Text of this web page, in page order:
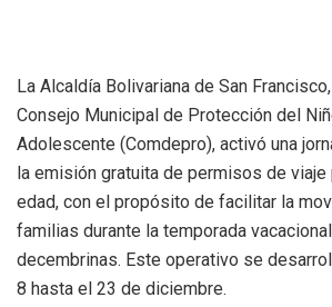
La Alcaldía Bolivariana de San
Consejo Municipal de Protección del
Adolescente (Comdepro), activó una
la emisión gratuita de permisos de viaje
edad, con el propósito de facilitar la
familias durante la temporada
decembrinas. Este operativo se
8 hasta el 23 de diciembre.